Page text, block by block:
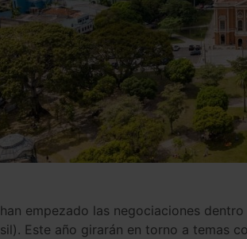
empezado las negociaciones dentro
Este año girarán en torno a temas